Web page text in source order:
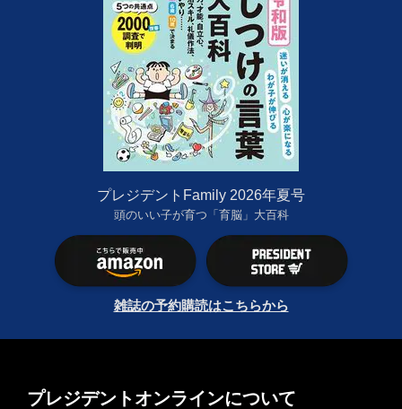
プレジデントFamily 2026年夏号
頭のいい子が育つ「育脳」大百科
雑誌の予約購読はこちらから
プレジデントオンラインについて